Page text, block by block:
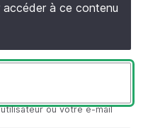
à ce contenu
ou votre e-mail